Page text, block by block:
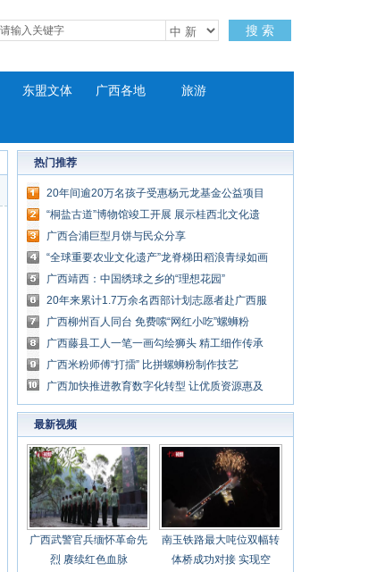
搜 索
东盟文体 广西各地 旅游
热门推荐
20年间逾20万名孩子受惠杨元龙基金公益项目
“桐盐古道”博物馆竣工开展 展示桂西北文化遗
产
广西合浦巨型月饼与民众分享
“全球重要农业文化遗产”龙脊梯田稻浪青绿如画
广西靖西：中国绣球之乡的“理想花园”
20年来累计1.7万余名西部计划志愿者赴广西服
务
广西柳州百人同台 免费嗦“网红小吃”螺蛳粉
广西藤县工人一笔一画勾绘狮头 精工细作传承
非遗
广西米粉师傅“打擂” 比拼螺蛳粉制作技艺
广西加快推进教育数字化转型 让优质资源惠及
每一个学生
最新视频
广西武警官兵缅怀革命先
烈 赓续红色血脉
南玉铁路最大吨位双幅转
体桥成功对接 实现空